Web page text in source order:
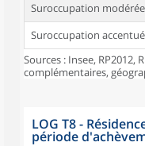
Suroccupation modérée
Suroccupation
Sources : Insee, RP2012,
complémentaires,
LOG T8 -
période